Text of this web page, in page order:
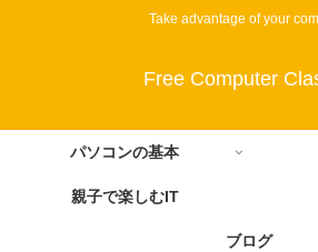
Take advantage of your
Free Computer
パソコンの基本
親子で楽しむIT
ブログ